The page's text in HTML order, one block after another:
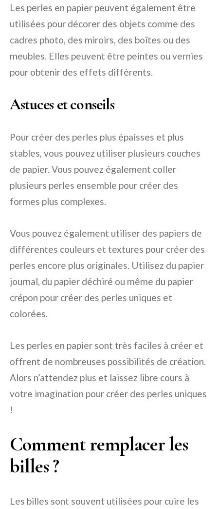
Les perles en papier peuvent également être
utilisées pour décorer des objets comme des
cadres photo, des miroirs, des boîtes ou des
meubles. Elles peuvent être peintes ou vernies
pour obtenir des effets différents.
Astuces et conseils
Pour créer des perles plus épaisses et plus
stables, vous pouvez utiliser plusieurs couches
de papier. Vous pouvez également coller
plusieurs perles ensemble pour créer des
formes plus complexes.
Vous pouvez également utiliser des papiers de
différentes couleurs et textures pour créer des
perles encore plus originales. Utilisez du papier
journal, du papier déchiré ou même du papier
crépon pour créer des perles uniques et
colorées.
Les perles en papier sont très faciles à créer et
offrent de nombreuses possibilités de création.
Alors n’attendez plus et laissez libre cours à
votre imagination pour créer des perles uniques
!
Comment remplacer les
billes ?
Les billes sont souvent utilisées pour cuire les